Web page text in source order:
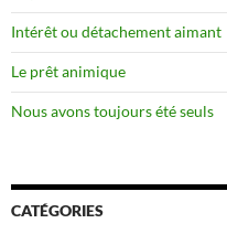
Intérêt ou détachement aimant
Le prêt animique
Nous avons toujours été seuls
CATÉGORIES